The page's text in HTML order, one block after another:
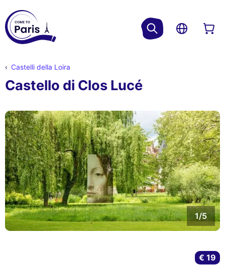
Castelli della Loira
Castello di Clos Lucé
1/5
€ 19